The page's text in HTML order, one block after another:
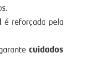
é reforçada pela
cuidados